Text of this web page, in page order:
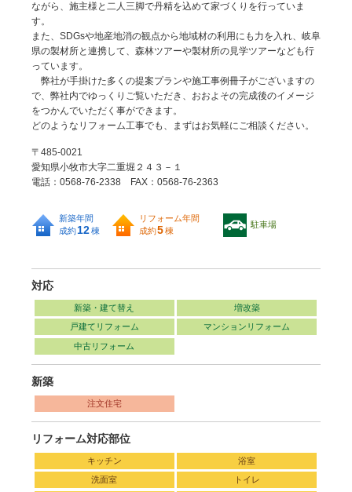
ながら、施主様と二人三脚で丹精を込めて家づくりを行っていま
す。
また、SDGsや地産地消の観点から地域材の利用にも力を入れ、岐阜
県の製材所と連携して、森林ツアーや製材所の見学ツアーなども行
っています。
弊社が手掛けた多くの提案プランや施工事例冊子がございますの
で、弊社内でゆっくりご覧いただき、おおよその完成後のイメージ
をつかんでいただく事ができます。
どのようなリフォーム工事でも、まずはお気軽にご相談ください。
〒485-0021
愛知県小牧市大字二重堀２４３－１
電話：0568-76-2338 FAX：0568-76-2363
新築年間
成約12棟
リフォーム年間
成約5棟
駐車場
対応
新築・建て替え 増改築
戸建てリフォーム マンションリフォーム
中古リフォーム
新築
注文住宅
リフォーム対応部位
キッチン 浴室
洗面室 トイレ